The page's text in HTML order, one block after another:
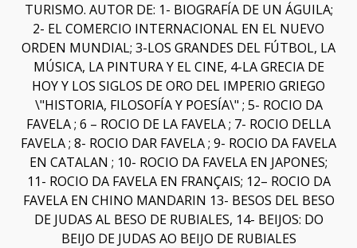
TURISMO. AUTOR DE: 1- BIOGRAFÍA DE UN ÁGUILA;
2- EL COMERCIO INTERNACIONAL EN EL NUEVO
ORDEN MUNDIAL; 3-LOS GRANDES DEL FÚTBOL, LA
MÚSICA, LA PINTURA Y EL CINE, 4-LA GRECIA DE
HOY Y LOS SIGLOS DE ORO DEL IMPERIO GRIEGO
\"HISTORIA, FILOSOFÍA Y POESÍA\" ; 5- ROCIO DA
FAVELA ; 6 – ROCIO DE LA FAVELA ; 7- ROCIO DELLA
FAVELA ; 8- ROCIO DAR FAVELA ; 9- ROCIO DA FAVELA
EN CATALAN ; 10- ROCIO DA FAVELA EN JAPONES;
11- ROCIO DA FAVELA EN FRANÇAIS; 12– ROCIO DA
FAVELA EN CHINO MANDARIN 13- BESOS DEL BESO
DE JUDAS AL BESO DE RUBIALES, 14- BEIJOS: DO
BEIJO DE JUDAS AO BEIJO DE RUBIALES